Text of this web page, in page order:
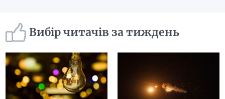
Вибір читачів за тиждень